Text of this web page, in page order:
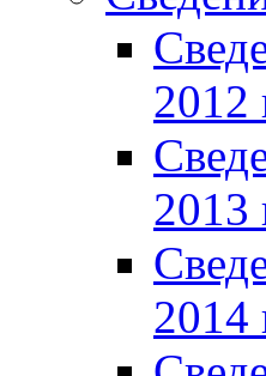
2012
2013
2014